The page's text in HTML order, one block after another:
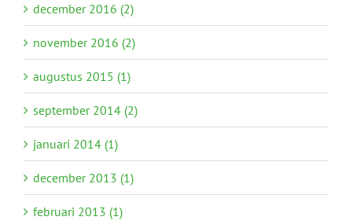
december 2016 (2)
november 2016 (2)
augustus 2015 (1)
september 2014 (2)
januari 2014 (1)
december 2013 (1)
februari 2013 (1)